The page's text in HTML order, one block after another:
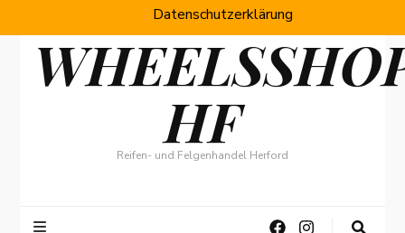
HF
Reifen- und Felgenhandel Herford
Datenschutzerklärung